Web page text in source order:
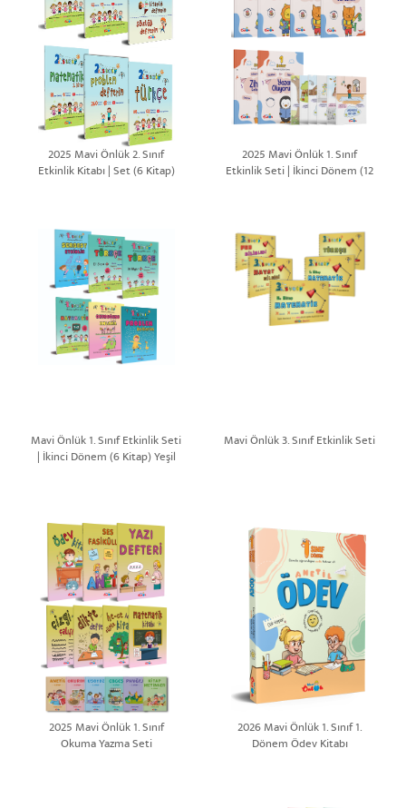
2025 Mavi Önlük 2. Sınıf
Etkinlik Kitabı | Set (6 Kitap)
2025 Mavi Önlük 1. Sınıf
Etkinlik Seti | İkinci Dönem (12
Mavi Önlük 1. Sınıf Etkinlik Seti
| İkinci Dönem (6 Kitap) Yeşil
Mavi Önlük 3. Sınıf Etkinlik Seti
2025 Mavi Önlük 1. Sınıf
Okuma Yazma Seti
2026 Mavi Önlük 1. Sınıf 1.
Dönem Ödev Kitabı